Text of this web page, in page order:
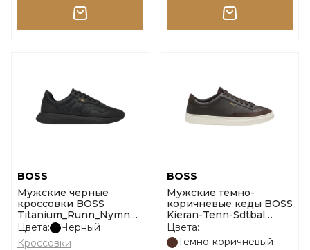
BOSS
Мужские черные
кроссовки BOSS
Titanium_Runn_Nymnp
размер 39
Цвета:
Черный
Кроссовки
BOSS
Мужские темно-
коричневые кеды BOSS
Kieran-Tenn-Sdtbal
размер 41
Цвета:
Темно-коричневый